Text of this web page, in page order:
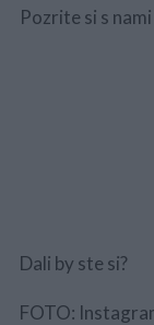
Pozrite si s
Dali by ste si?
FOTO: